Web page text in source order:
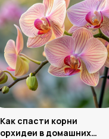
Как спасти корни
орхидеи в домашних